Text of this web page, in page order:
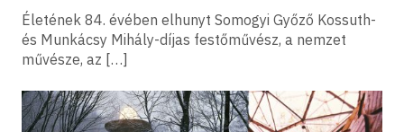
Életének 84. évében elhunyt Somogyi Győző Kossuth-
és Munkácsy Mihály-díjas festőművész, a nemzet
művésze, az […]